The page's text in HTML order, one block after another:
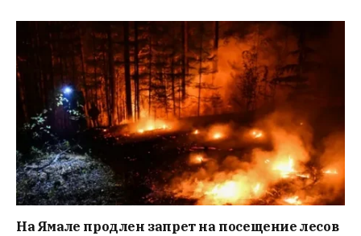
На Ямале продлен запрет на посещение лесов